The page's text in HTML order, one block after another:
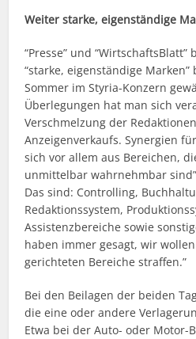
Weiter starke, eigenständige
“Presse” und
“starke, eigenständige Marken”
Sommer im Styria-Konzern
Überlegungen hat man sich
Verschmelzung der
Anzeigenverkaufs. Synergien
sich vor allem aus Bereichen,
unmittelbar wahrnehmbar
Das sind: Controlling,
Redaktionssystem,
Assistenzbereiche sowie
haben immer gesagt, wir
gerichteten Bereiche straffen.”
Bei den Beilagen der beiden
die eine oder andere
Etwa bei der Auto- oder Motor-